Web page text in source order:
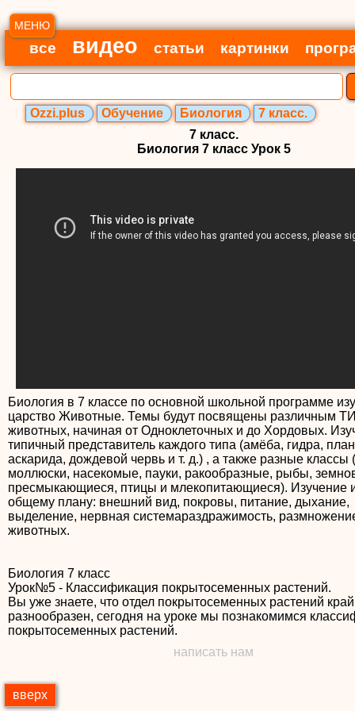
МЕНЮ
все видео статьи картинки
Ozzi.plus Обучение Биология
7 класс.
7 класс.
Биология 7 класс Урок 5
Биология в 7 классе по основной школьной программе
царство Животные. Темы будут посвящены различным
животных, начиная от Одноклеточных и до Хордовых.
типичный представитель каждого типа (амёба, гидра,
аскарида, дождевой червь и т. д.) , а также разные классы (
моллюски, насекомые, пауки, ракообразные, рыбы,
пресмыкающиеся, птицы и млекопитающиеся). Изучение
общему плану: внешний вид, покровы, питание, дыхание,
выделение, нервная системараздражимость,
животных.
Биология 7 класс
Урок№5 - Классификация покрытосеменных растений.
Вы уже знаете, что отдел покрытосеменных растений
разнообразен, сегодня на уроке мы познакомимся
покрытосеменных растений.
написать нам
вверх